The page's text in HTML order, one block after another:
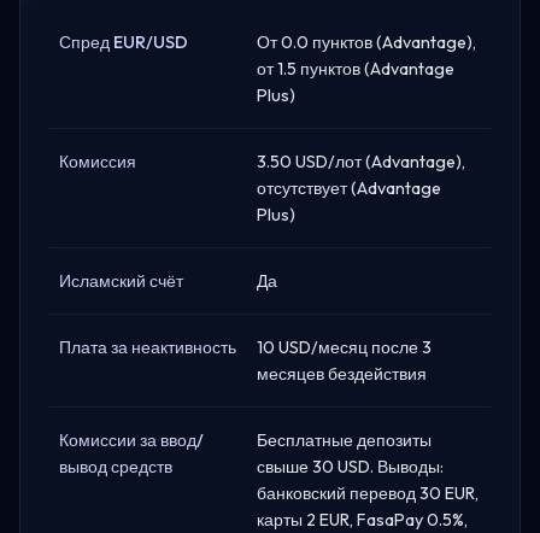
Спред EUR/USD
От 0.0 пунктов (Advantage),
от 1.5 пунктов (Advantage
Plus)
Комиссия
3.50 USD/лот (Advantage),
отсутствует (Advantage
Plus)
Исламский счёт Да
Плата за неактивность
10 USD/месяц после 3
месяцев бездействия
Комиссии за ввод/
вывод средств
Бесплатные депозиты
свыше 30 USD. Выводы:
банковский перевод 30 EUR,
карты 2 EUR, FasaPay 0.5%,